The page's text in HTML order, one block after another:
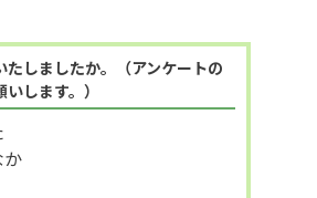
たしましたか。（アンケートの
します。）
か